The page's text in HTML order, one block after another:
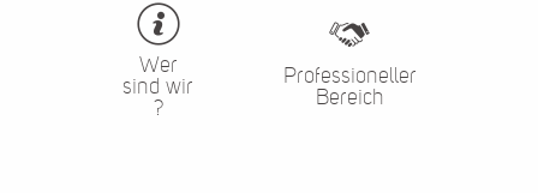
Wer
sind wir
?
Professioneller
Bereich